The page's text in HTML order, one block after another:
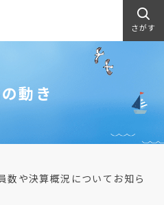
さがす
動き
数や決算概況についてお知ら